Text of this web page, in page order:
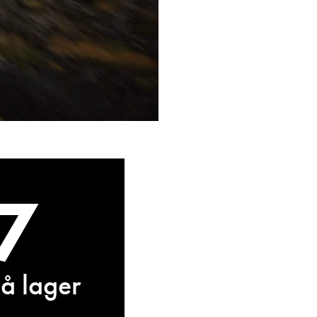
lager